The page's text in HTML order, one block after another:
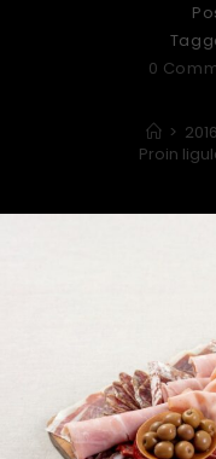
0
> 2016
Proin